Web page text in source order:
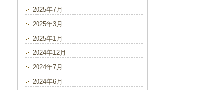
2025年7月
2025年3月
2025年1月
2024年12月
2024年7月
2024年6月